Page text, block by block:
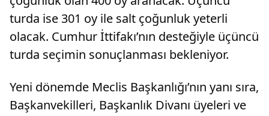
turda ise 301 oy ile salt çoğunluk yeterli
olacak. Cumhur İttifakı’nın desteğiyle üçüncü
turda seçimin sonuçlanması bekleniyor.
Yeni dönemde Meclis Başkanlığı’nın yanı sıra,
Başkanvekilleri, Başkanlık Divanı üyeleri ve